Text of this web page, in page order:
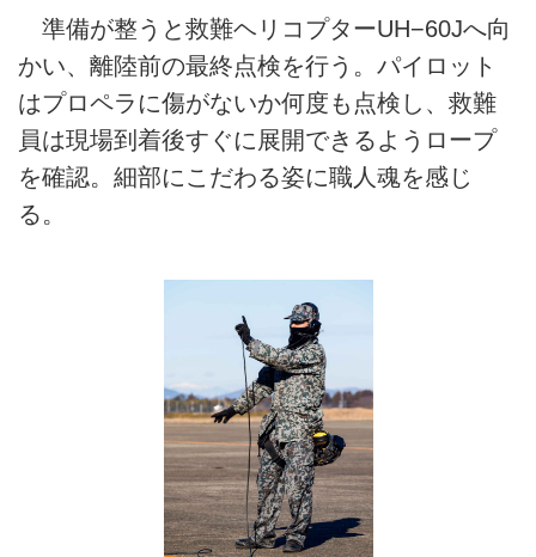
準備が整うと救難ヘリコプターUH−60Jへ向
かい、離陸前の最終点検を行う。パイロット
はプロペラに傷がないか何度も点検し、救難
員は現場到着後すぐに展開できるようロープ
を確認。細部にこだわる姿に職人魂を感じ
る。